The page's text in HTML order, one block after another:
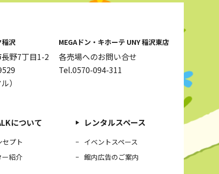
沢
野7丁目1-2
）
MEGAドン・キホーテ UNY 稲沢東店
各売場へのお問い合せ
Tel.0570-094-311
について
プト
ー紹介
レンタルスペース
イベントスペース
館内広告のご案内